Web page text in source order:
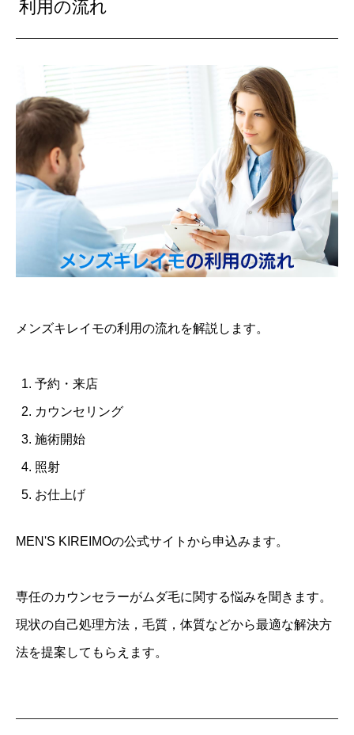
利用の流れ
メンズキレイモの利用の流れを解説します。
予約・来店
カウンセリング
施術開始
照射
お仕上げ
MEN'S KIREIMOの公式サイトから申込みます。
専任のカウンセラーがムダ毛に関する悩みを聞きます。
現状の自己処理方法，毛質，体質などから最適な解決方
法を提案してもらえます。